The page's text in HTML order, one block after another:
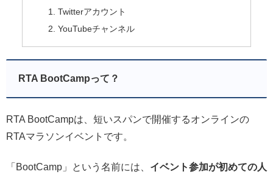
Twitterアカウント
YouTubeチャンネル
RTA BootCampって？
RTA BootCampは、短いスパンで開催するオンラインの
RTAマラソンイベントです。
「BootCamp」という名前には、 イベント参加が初めての人